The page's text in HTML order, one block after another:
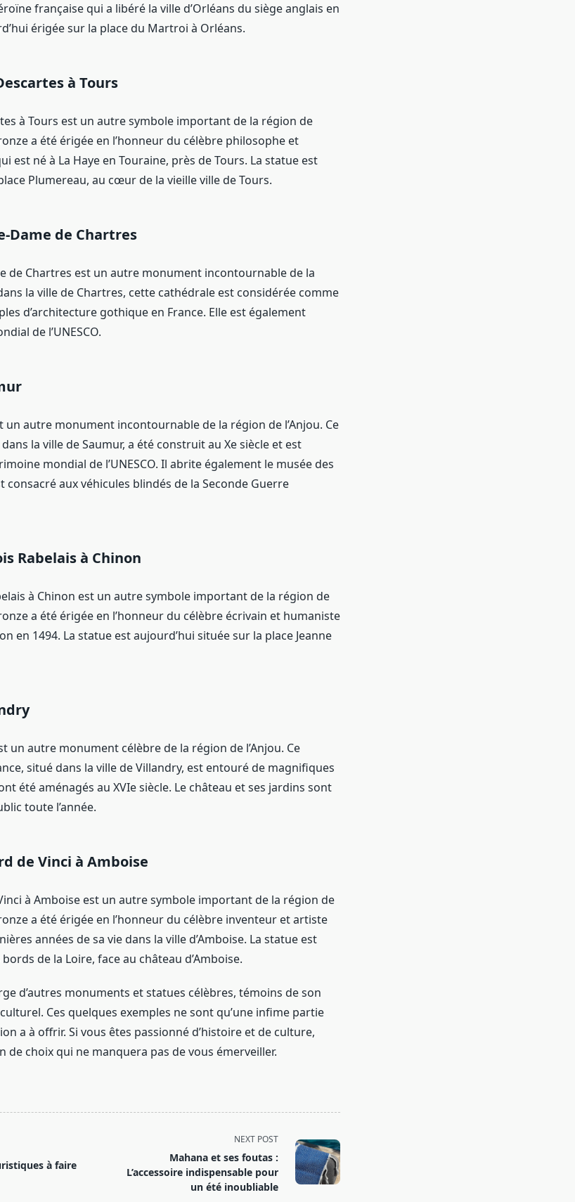
française qui a libéré la ville d’Orléans du siège anglais en
érigée sur la place du Martroi à Orléans.
à Tours
à Tours est un autre symbole important de la région de
a été érigée en l’honneur du célèbre philosophe et
est né à La Haye en Touraine, près de Tours. La statue est
Plumereau, au cœur de la vieille ville de Tours.
Dame de Chartres
de Chartres est un autre monument incontournable de la
la ville de Chartres, cette cathédrale est considérée comme
d’architecture gothique en France. Elle est également
de l’UNESCO.
un autre monument incontournable de la région de l’Anjou. Ce
la ville de Saumur, a été construit au Xe siècle et est
mondial de l’UNESCO. Il abrite également le musée des
consacré aux véhicules blindés de la Seconde Guerre
Rabelais à Chinon
à Chinon est un autre symbole important de la région de
a été érigée en l’honneur du célèbre écrivain et humaniste
en 1494. La statue est aujourd’hui située sur la place Jeanne
un autre monument célèbre de la région de l’Anjou. Ce
situé dans la ville de Villandry, est entouré de magnifiques
été aménagés au XVIe siècle. Le château et ses jardins sont
toute l’année.
de Vinci à Amboise
à Amboise est un autre symbole important de la région de
a été érigée en l’honneur du célèbre inventeur et artiste
années de sa vie dans la ville d’Amboise. La statue est
de la Loire, face au château d’Amboise.
d’autres monuments et statues célèbres, témoins de son
Ces quelques exemples ne sont qu’une infime partie
a à offrir. Si vous êtes passionné d’histoire et de culture,
de choix qui ne manquera pas de vous émerveiller.
à faire
NEXT POST
Mahana et ses foutas :
L’accessoire indispensable pour
un été inoubliable